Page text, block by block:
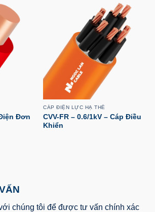
Đơn
CÁP ĐIỆN LỰC HẠ THẾ
CVV-FR – 0.6/1kV – Cáp Điều
Khiển
chúng tôi để được tư vấn chính xác